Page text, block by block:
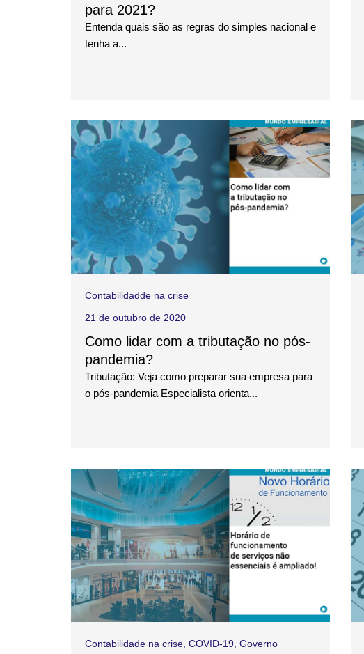
para 2021?
Entenda quais são as regras do simples nacional e
tenha a...
Contabilidadde na crise
21 de outubro de 2020
Como lidar com a tributação no pós-
pandemia?
Tributação: Veja como preparar sua empresa para
o pós-pandemia Especialista orienta...
Contabilidade na crise COVID-19 Governo